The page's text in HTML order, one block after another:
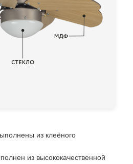
из клеёного
из высококачественной